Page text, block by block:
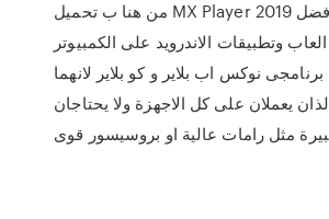
من هنا ب تحميل MX Player 2019 للاندرويد افضل
وتطبيقات الاندرويد على الكمبيوتر
برنامجى نوكس اب بلاير و كو بلاير لانهما
يعملان على كل الاجهزة ولا يحتاجان
مثل رامات عالية او بروسيسور قوى